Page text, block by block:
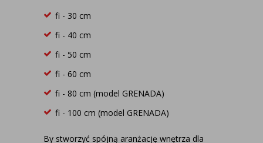
fi - 30 cm
fi - 40 cm
fi - 50 cm
fi - 60 cm
fi - 80 cm (model GRENADA)
fi - 100 cm (model GRENADA)
By stworzyć spójną aranżację wnętrza dla